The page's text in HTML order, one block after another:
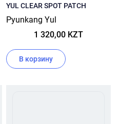
YUL CLEAR SPOT PATCH
Pyunkang Yul
1 320,00 KZT
В корзину